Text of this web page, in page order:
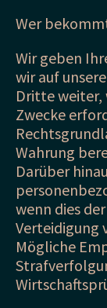
Wer
Wir geben
wir auf
Dritte weiter,
Zwecke
Wahrung
Darüber
wenn dies
Verteidigung
Mögliche